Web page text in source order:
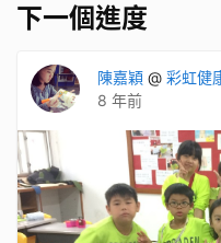
下一個進度
陳嘉穎 @ 彩虹健
8 年前